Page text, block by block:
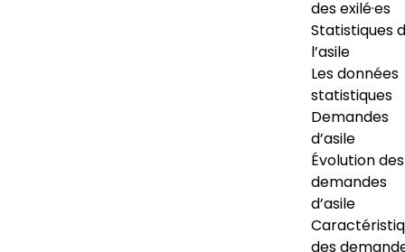
des exilé·es
Statistiques
l’asile
Les données
statistiques
Demandes
d’asile
Évolution des
demandes
d’asile
des